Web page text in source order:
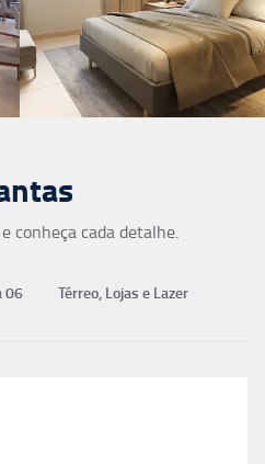
conheça cada detalhe.
06 Térreo, Lojas e Lazer